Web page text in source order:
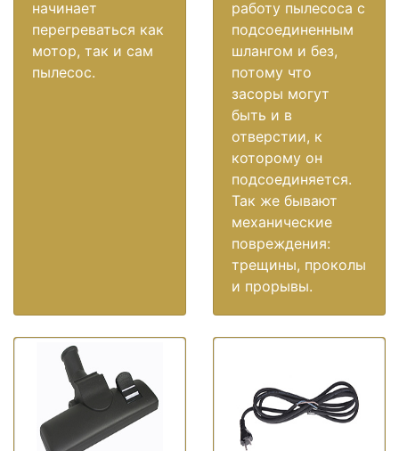
начинает
перегреваться как
мотор, так и сам
пылесос.
работу пылесоса с
подсоединенным
шлангом и без,
потому что
засоры могут
быть и в
отверстии, к
которому он
подсоединяется.
Так же бывают
механические
повреждения:
трещины, проколы
и прорывы.